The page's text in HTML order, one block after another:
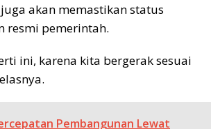
akan memastikan status
resmi pemerintah.
ini, karena kita bergerak sesuai
Pembangunan Lewat